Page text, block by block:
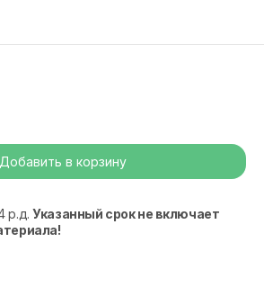
Добавить в корзину
р.д.Указанный срок не включает